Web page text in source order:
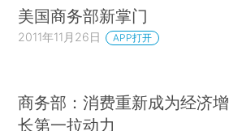
美国商务部新掌门
2011年11月26日 APP打开
商务部：消费重新成为经济增
长第一拉动力